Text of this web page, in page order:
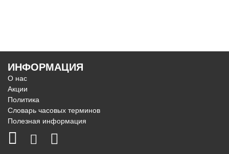
ИНФОРМАЦИЯ
О нас
Акции
Политика
Словарь часовых терминов
Полезная информация